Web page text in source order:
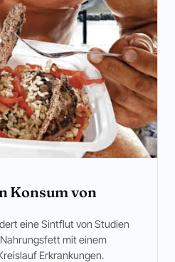
Konsum von
eine Sintflut von Studien
mit einem
Erkrankungen.